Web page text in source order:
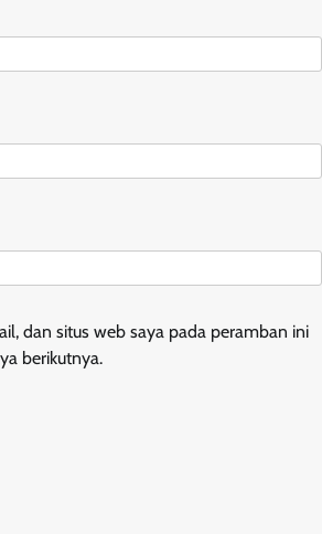
dan situs web saya pada peramban ini
berikutnya.